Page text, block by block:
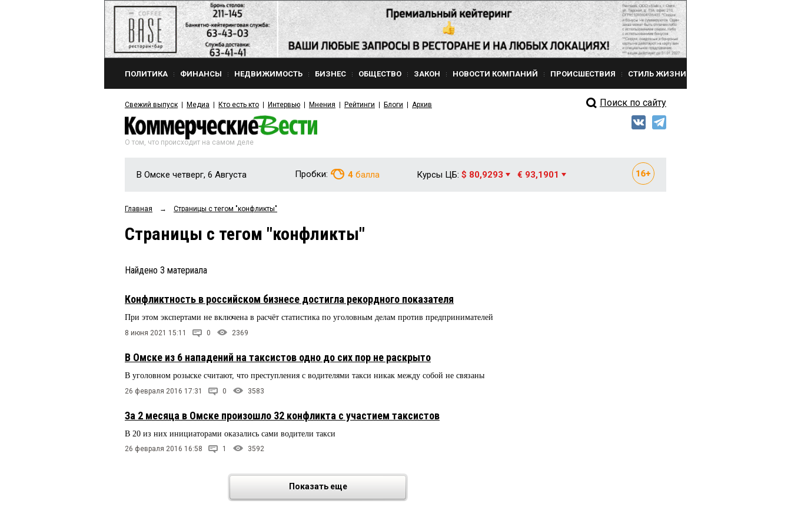
ПОЛИТИКА ФИНАНСЫ НЕДВИЖИМОСТЬ БИЗНЕС ОБЩЕСТВО ЗАКОН НОВОСТИ КОМПАНИЙ ПРОИСШЕСТВИЯ СТИЛЬ ЖИЗНИ
Свежий выпуск Медиа Кто есть кто Интервью Мнения Рейтинги Блоги Архив Поиск по сайту
О том, что происходит на самом деле
В Омске четверг, 6 Августа Пробки: 4 балла Курсы ЦБ: $ 80,9293 € 93,1901
Главная → Страницы c тегом "конфликты"
Страницы c тегом "конфликты"
Найдено 3 материала
Конфликтность в российском бизнесе достигла рекордного показателя
При этом экспертами не включена в расчёт статистика по уголовным делам против предпринимателей
8 июня 2021 15:11 0 2369
В Омске из 6 нападений на таксистов одно до сих пор не раскрыто
В уголовном розыске считают, что преступления с водителями такси никак между собой не связаны
26 февраля 2016 17:31 0 3583
За 2 месяца в Омске произошло 32 конфликта с участием таксистов
В 20 из них инициаторами оказались сами водители такси
26 февраля 2016 16:58 1 3592
Показать еще